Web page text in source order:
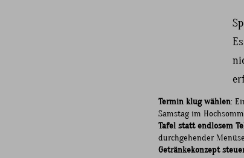
Termin klug wählen:
Samstag im
Tafel statt endlosem
durchgehender
Getränkekonzept